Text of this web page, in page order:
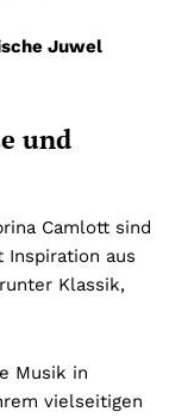
Juwel
und
Camlott sind
aus
Klassik,
Musik in
vielseitigen